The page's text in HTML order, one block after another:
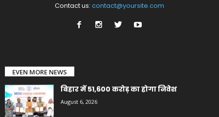
Contact us: contact@yoursite.com
EVEN MORE NEWS
बिहार में 51,600 करोड़ का होगा निवेश
August 6, 2026